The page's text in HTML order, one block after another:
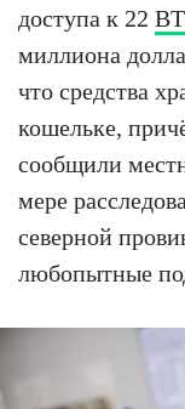
доступа к 22
миллиона
что средства
кошельке,
сообщили
мере
северной
любопытные